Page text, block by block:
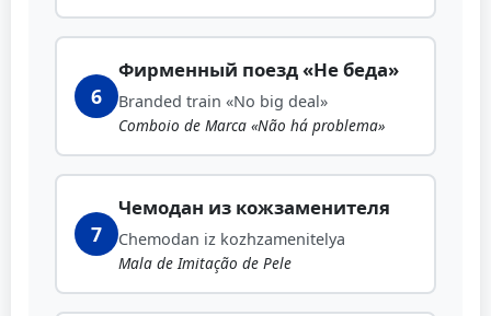
6
Фирменный поезд «Не беда»
Branded train «No big deal»
Comboio de Marca «Não há problema»
7
Чемодан из кожзаменителя
Chemodan iz kozhzamenitelya
Mala de Imitação de Pele